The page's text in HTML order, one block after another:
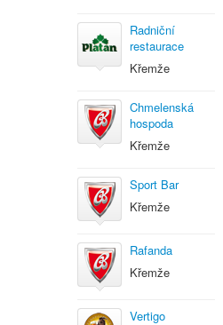
Radniční
restaurace
Křemže
Chmelenská
hospoda
Křemže
Sport Bar
Křemže
Rafanda
Křemže
Vertigo